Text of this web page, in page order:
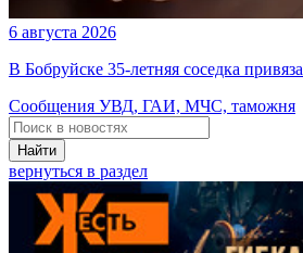
6 августа 2026
В Бобруйске 35-летняя соседка
Сообщения УВД, ГАИ, МЧС, таможня
Найти
вернуться в раздел